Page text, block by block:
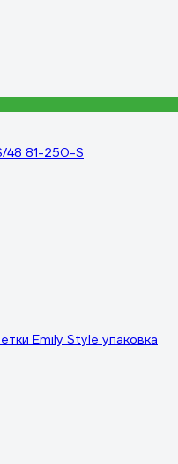
48 81-250-S
Emily Style упаковка